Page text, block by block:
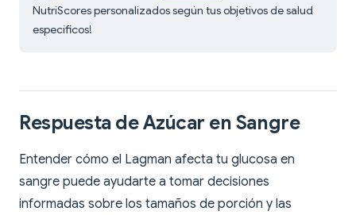
NutriScores personalizados según tus objetivos de salud
específicos!
Respuesta de Azúcar en Sangre
Entender cómo el Lagman afecta tu glucosa en
sangre puede ayudarte a tomar decisiones
informadas sobre los tamaños de porción y las